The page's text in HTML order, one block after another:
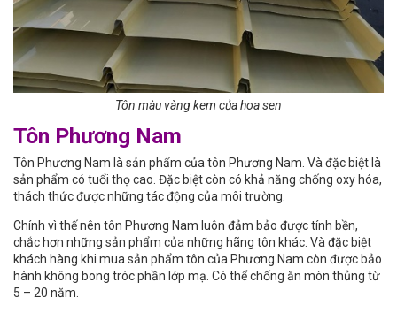
Tôn màu vàng kem của hoa sen
Tôn Phương Nam
Tôn Phương Nam là sản phẩm của tôn Phương Nam. Và đặc biệt là
sản phẩm có tuổi thọ cao. Đặc biệt còn có khả năng chống oxy hóa,
thách thức được những tác động của môi trường.
Chính vì thế nên tôn Phương Nam luôn đảm bảo được tính bền,
chắc hơn những sản phẩm của những hãng tôn khác. Và đặc biệt
khách hàng khi mua sản phẩm tôn của Phương Nam còn được bảo
hành không bong tróc phần lớp mạ. Có thể chống ăn mòn thủng từ
5 – 20 năm.